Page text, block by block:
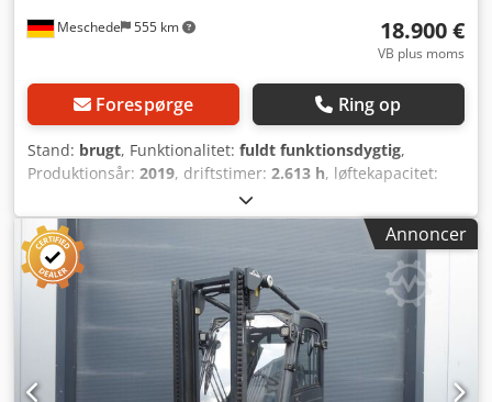
Meschede 555 km 18.900 €
VB plus moms
Forespørge Ring op
Stand: brugt, Funktionalitet: fuldt funktionsdygtig,
Produktionsår: 2019, driftstimer: 2.613 h, løftekapacitet:
3.140 mm
brændstoftype:elektrisk, mastetype:duplex,
bygningshøjde:
, Elektrisk 3-
hjulet gaffeltruck Masttype: Duplex Teknisk stand: Ny
Fordæk type: Non Marking Fordæk stand: 80 - 100%
Bagdæk type: Non Marking Bagdæk stand: 80 - 100%
Cjdpfoyy D Niex Ai Aerf Batteri volt: 24V Batteri Ah: 625Ah
Batteri årgang: 2023 Lastbeskyttelsesgitter, sideskift,
halvkabine,
Annoncer